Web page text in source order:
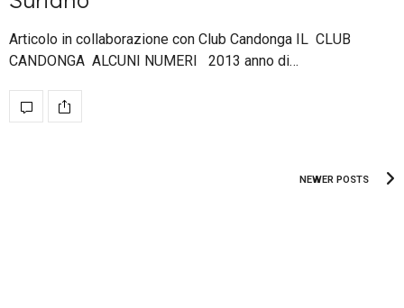
Articolo in collaborazione con Club Candonga IL CLUB
CANDONGA ALCUNI NUMERI 2013 anno di…
NEWER POSTS